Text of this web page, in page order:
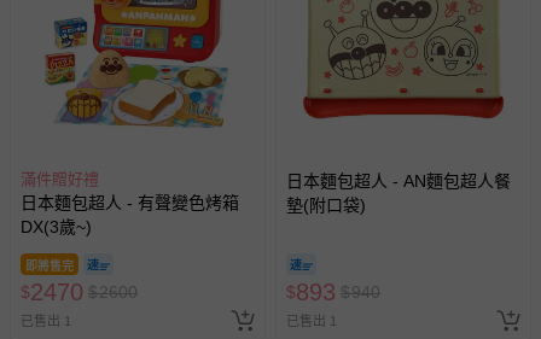
滿件贈好禮
日本麵包超人 - 有聲變色烤箱
DX(3歲~)
即將售完
$2470 $2600
已售出 1
日本麵包超人 - AN麵包超人餐
墊(附口袋)
$893 $940
已售出 1